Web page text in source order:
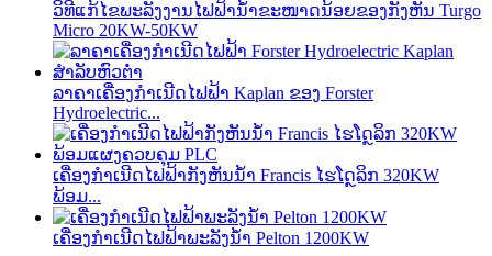
ວິທີແກ້ໄຂພະລັງງານໄຟຟ້ານ້ຳຂະໜາດນ້ອຍຂອງກັງຫັນ Turgo
Micro 20KW-50KW
ລາຄາເຄື່ອງກຳເນີດໄຟຟ້າ Kaplan ຂອງ Forster
Hydroelectric...
ເຄື່ອງກຳເນີດໄຟຟ້າກັງຫັນນ້ຳ Francis ໄຮໂດຼລິກ 320KW
ພ້ອມ...
ເຄື່ອງກຳເນີດໄຟຟ້າພະລັງນ້ຳ Pelton 1200KW